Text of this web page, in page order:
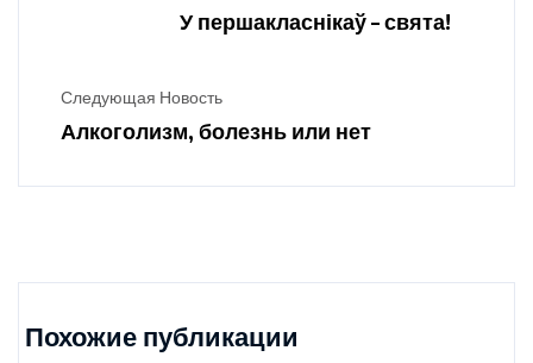
У першакласнікаў – свята!
Следующая Новость
Алкоголизм, болезнь или нет
Похожие публикации